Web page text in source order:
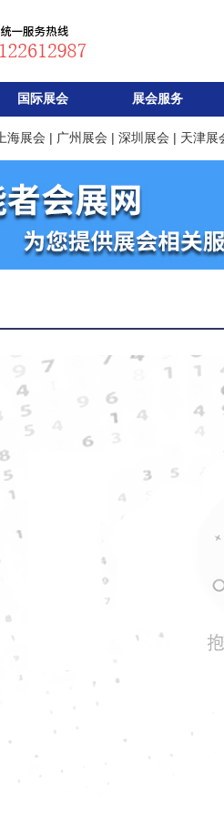
国际展会 展会服务
上海展会 | 广州展会 | 深圳展会 | 天津展